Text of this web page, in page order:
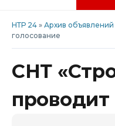
НТР 24 » Архив объявлений
голосование
СНТ
проводит